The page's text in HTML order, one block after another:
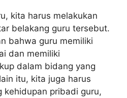
kita harus melakukan
belakang guru tersebut.
bahwa guru memiliki
dan memiliki
dalam bidang yang
itu, kita juga harus
kehidupan pribadi guru,